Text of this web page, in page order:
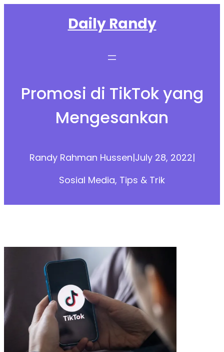
Daily Randy
Promosi di TikTok yang
Mengesankan
Randy Rahman Hussen|July 28, 2022|
Sosial Media, Tips & Trik